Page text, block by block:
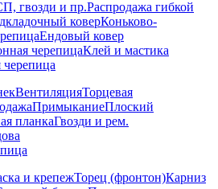
гвозди и пр.Распродажа гибкой
коверКоньково-
Ендовый ковер
черепицаКлей и мастика
ВентиляцияТорцевая
ПримыканиеПлоский
планкаГвозди и рем.
и крепежТорец (фронтон)Карниз